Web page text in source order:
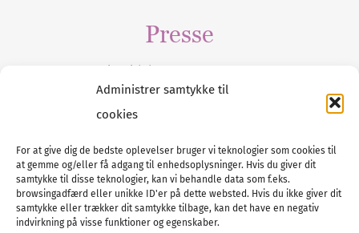
Administrer samtykke til
cookies
For at give dig de bedste oplevelser bruger vi teknologier som cookies til
at gemme og/eller få adgang til enhedsoplysninger. Hvis du giver dit
samtykke til disse teknologier, kan vi behandle data som f.eks.
browsingadfærd eller unikke ID'er på dette websted. Hvis du ikke giver dit
samtykke eller trækker dit samtykke tilbage, kan det have en negativ
indvirkning på visse funktioner og egenskaber.
Presse
Tilmeld dig vores
Tel :89 88 13 90
E-post:info@nordicbridalmedia.com
Nordic Bridal Media